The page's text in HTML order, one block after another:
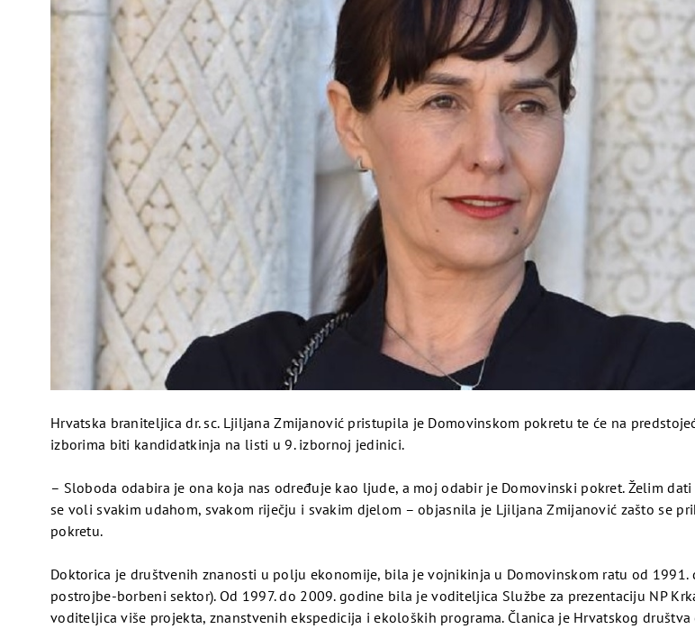
Slot Treasure Horse Bonusi I Besplatne Vrtnje
Izvorna igra ima nešto više simbola i dodatnih značajki od onih koje ćete naći u ažuriranoj verziji inninis.
Elektronski Rulet Trikovi
Divlji simbol dodaje se nagradnim sekvencama kako bi ih učinili još vrijednijima.
Kako Pobijediti Rulet
Hrvatska braniteljica dr. sc. Ljiljana Zmijanović pristupila je Domovinskom pokretu te će na
izborima biti kandidatkinja na listi u 9. izbornoj jedinici.
– Sloboda odabira je ona koja nas određuje kao ljude, a moj odabir je Domovinski pokret. Želim
se voli svakim udahom, svakom riječju i svakim djelom – objasnila je Ljiljana Zmijanović zašto se
pokretu.
Doktorica je društvenih znanosti u polju ekonomije, bila je vojnikinja u Domovinskom ratu od 1991.
postrojbe-borbeni sektor). Od 1997. do 2009. godine bila je voditeljica Službe za prezentaciju NP
voditeljica više projekta, znanstvenih ekspedicija i ekoloških programa. Članica je Hrvatskog
Pogledaj